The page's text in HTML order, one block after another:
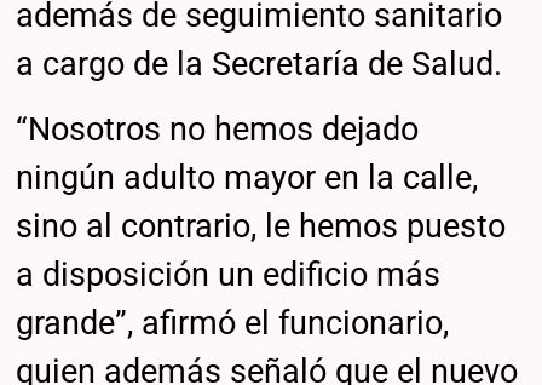
además de seguimiento sanitario
a cargo de la Secretaría de Salud.
“Nosotros no hemos dejado
ningún adulto mayor en la calle,
sino al contrario, le hemos puesto
a disposición un edificio más
grande”, afirmó el funcionario,
quien además señaló que el nuevo